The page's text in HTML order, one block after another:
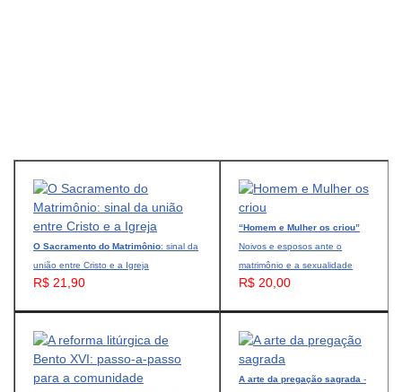
O Sacramento do Matrimônio: sinal da
união entre Cristo e a Igreja
R$ 21,90
“Homem e Mulher os criou”
Noivos e esposos ante o
matrimônio e a sexualidade
R$ 20,00
A arte da pregação sagrada -